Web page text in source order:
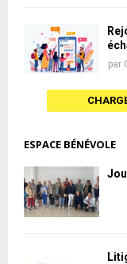
par
ESPACE BÉNÉVOLE